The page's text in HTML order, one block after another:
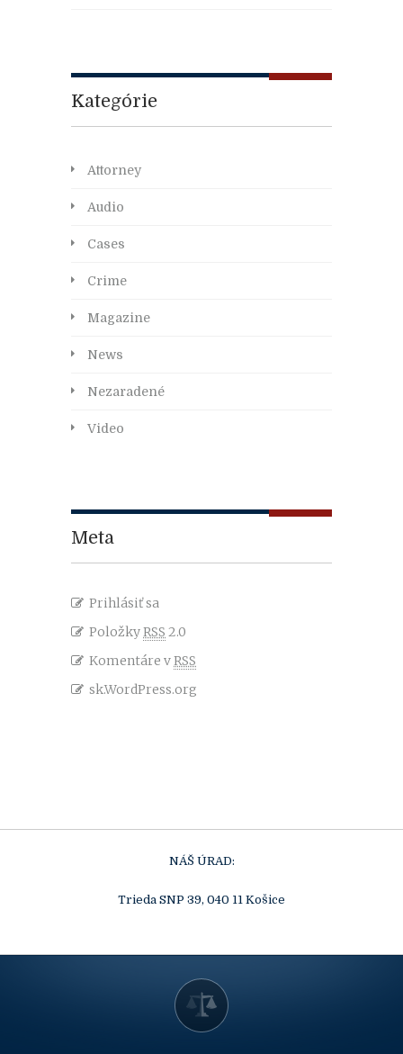
Kategórie
Attorney
Audio
Cases
Crime
Magazine
News
Nezaradené
Video
Meta
Prihlásiť sa
PoložkyRSS 2.0
Komentáre vRSS
sk.WordPress.org
NÁŠ ÚRAD:
Trieda SNP 39, 040 11 Košice